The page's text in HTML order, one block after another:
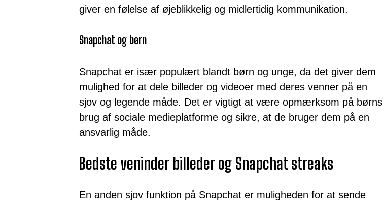
giver en følelse af øjeblikkelig og midlertidig kommunikation.
Snapchat og børn
Snapchat er især populært blandt børn og unge, da det giver dem
mulighed for at dele billeder og videoer med deres venner på en
sjov og legende måde. Det er vigtigt at være opmærksom på børns
brug af sociale medieplatforme og sikre, at de bruger dem på en
ansvarlig måde.
Bedste veninder billeder og Snapchat streaks
En anden sjov funktion på Snapchat er muligheden for at sende